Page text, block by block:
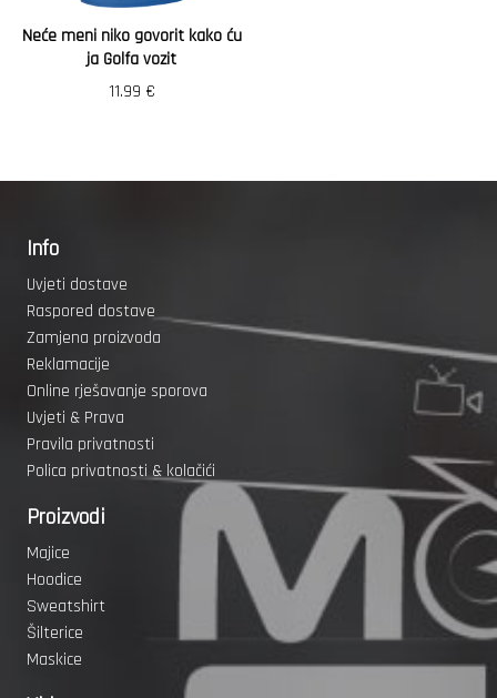
Neće meni niko govorit kako ću
ja Golfa vozit
11.99 €
Info
Uvjeti dostave
Raspored dostave
Zamjena proizvoda
Reklamacije
Online rješavanje sporova
Uvjeti & Prava
Pravila privatnosti
Polica privatnosti & kolačići
Proizvodi
Majice
Hoodice
Sweatshirt
Šilterice
Maskice